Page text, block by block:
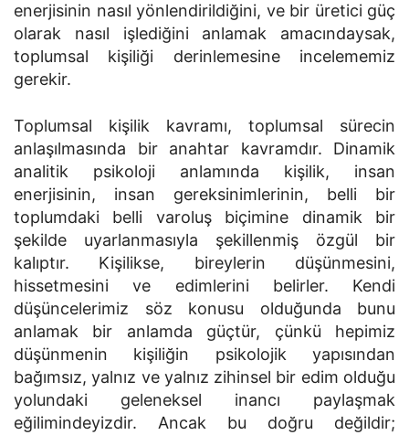
enerjisinin nasıl yönlendirildiğini, ve bir üretici güç
olarak nasıl işlediğini anlamak amacındaysak,
toplumsal kişiliği derinlemesine incelememiz
gerekir.
Toplumsal kişilik kavramı, toplumsal sürecin
anlaşılmasında bir anahtar kavramdır. Dinamik
analitik psikoloji anlamında kişilik, insan
enerjisinin, insan gereksinimlerinin, belli bir
toplumdaki belli varoluş biçimine dinamik bir
şekilde uyarlanmasıyla şekillenmiş özgül bir
kalıptır. Kişilikse, bireylerin düşünmesini,
hissetmesini ve edimlerini belirler. Kendi
düşüncelerimiz söz konusu olduğunda bunu
anlamak bir anlamda güçtür, çünkü hepimiz
düşünmenin kişiliğin psikolojik yapısından
bağımsız, yalnız ve yalnız zihinsel bir edim olduğu
yolundaki geleneksel inancı paylaşmak
eğilimindeyizdir. Ancak bu doğru değildir;